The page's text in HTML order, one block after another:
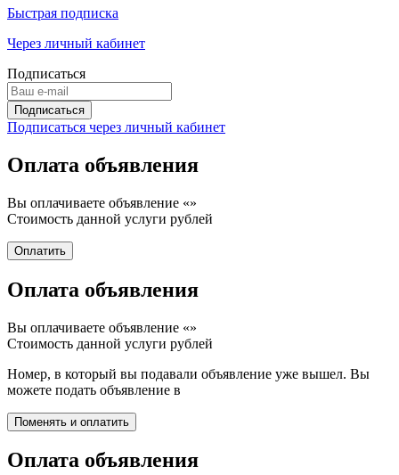
Быстрая подписка
Через личный кабинет
Подписаться
Подписаться через личный кабинет
Оплата объявления
Вы оплачиваете объявление «»
Стоимость данной услуги рублей
Оплата объявления
Вы оплачиваете объявление «»
Стоимость данной услуги рублей
Номер, в который вы подавали объявление уже вышел. Вы
можете подать объявление в
Оплата объявления